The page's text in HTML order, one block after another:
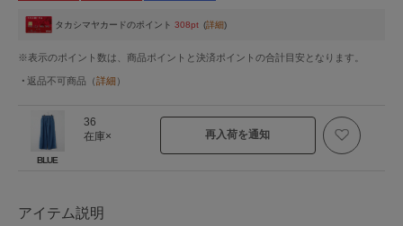
タカシマヤカードのポイント 308pt (詳細)
※表示のポイント数は、商品ポイントと決済ポイントの合計目安となります。
返品不可商品 （詳細 ）
BLUE
36
在庫×
再入荷を通知
アイテム説明